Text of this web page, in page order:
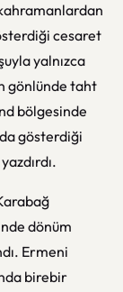
cesaret
yalnızca
gönlünde taht
bölgesinde
gösterdiği
dönüm
Ermeni
birebir